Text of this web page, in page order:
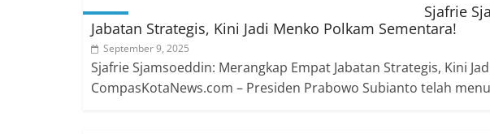
Sjafrie
Jabatan Strategis, Kini Jadi Menko Polkam Sementara!
September 9, 2025
Sjafrie Sjamsoeddin: Merangkap Empat Jabatan Strategis, Kini
CompasKotaNews.com – Presiden Prabowo Subianto telah